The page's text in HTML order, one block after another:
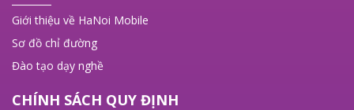
Giới thiệu về HaNoi Mobile
Sơ đồ chỉ đường
Đào tạo dạy nghề
CHÍNH SÁCH QUY ĐỊNH